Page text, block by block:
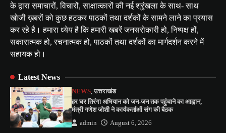
के द्वारा समाचारों, विचारों, साक्षात्कारों की नई श्रृंखला के साथ- साथ
खोजी ख़बरों को कुछ हटकर पाठकों तथा दर्शकों के सामने लाने का प्रयास
कर रहे है। हमारा ध्येय है कि हमारी खबरें जनसरोकारी हो, निष्पक्ष हों,
सकारात्मक हो, रचनात्मक हो, पाठकों तथा दर्शकों का मार्गदर्शन करने में
सहायक हो।
Latest News
NEWS ,उत्तराखंड
हर घर तिरंगा अभियान को जन-जन तक पहुंचाने का आह्वान,
मंत्री गणेश जोशी ने कार्यकर्ताओं संग की बैठक
admin August 6, 2026